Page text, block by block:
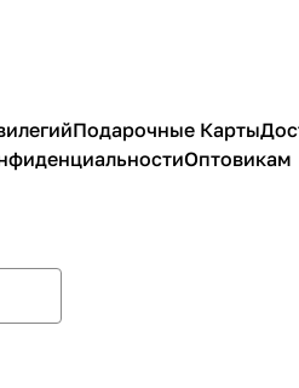
Подарочные Карты
Оптовикам